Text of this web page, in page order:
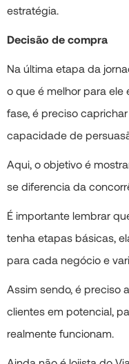
estratégia.
Decisão de compra
Na última etapa da
o que é melhor para ele
fase, é preciso
capacidade de
Aqui, o objetivo é
se diferencia da
É importante lembrar
tenha etapas básicas,
para cada negócio e
Assim sendo, é preciso
clientes em potencial,
realmente funcionam.